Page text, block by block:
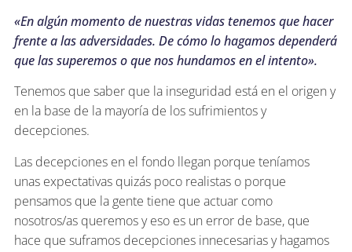
«En algún momento de nuestras vidas tenemos que hacer
frente a las adversidades. De cómo lo hagamos dependerá
que las superemos o que nos hundamos en el intento».
Tenemos que saber que la inseguridad está en el origen y
en la base de la mayoría de los sufrimientos y
decepciones.
Las decepciones en el fondo llegan porque teníamos
unas expectativas quizás poco realistas o porque
pensamos que la gente tiene que actuar como
nosotros/as queremos y eso es un error de base, que
hace que suframos decepciones innecesarias y hagamos